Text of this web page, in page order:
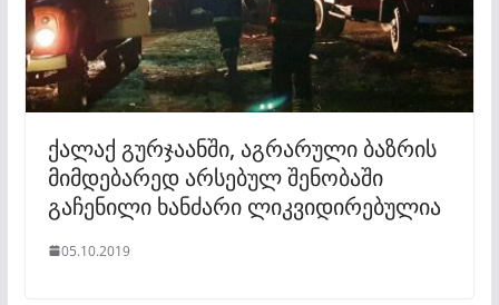
ქალაქ გურჯაანში, აგრარული ბაზრის
მიმდებარედ არსებულ შენობაში
გაჩენილი ხანძარი ლიკვიდირებულია
05.10.2019